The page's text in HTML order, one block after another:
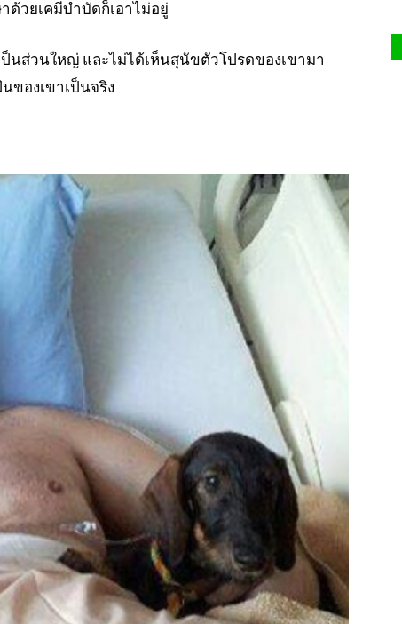
ด้วยเคมีบำบัดก็เอาไม่อยู่
นส่วนใหญ่ และไม่ได้เห็นสุนัขตัวโปรดของเขามา
ของเขาเป็นจริง